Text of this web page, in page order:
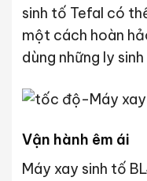
sinh tố Tefal có
một cách hoàn
dùng những ly
Vận hành êm ái
Máy xay sinh tố